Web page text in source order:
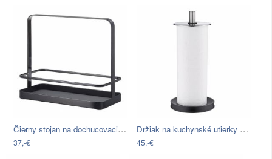
Čierny stojan na dochucovacie…
37,-€
Držiak na kuchynské utierky WMF, výška…
45,-€